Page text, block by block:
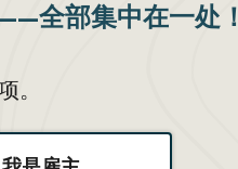
全部集中在一处！
。